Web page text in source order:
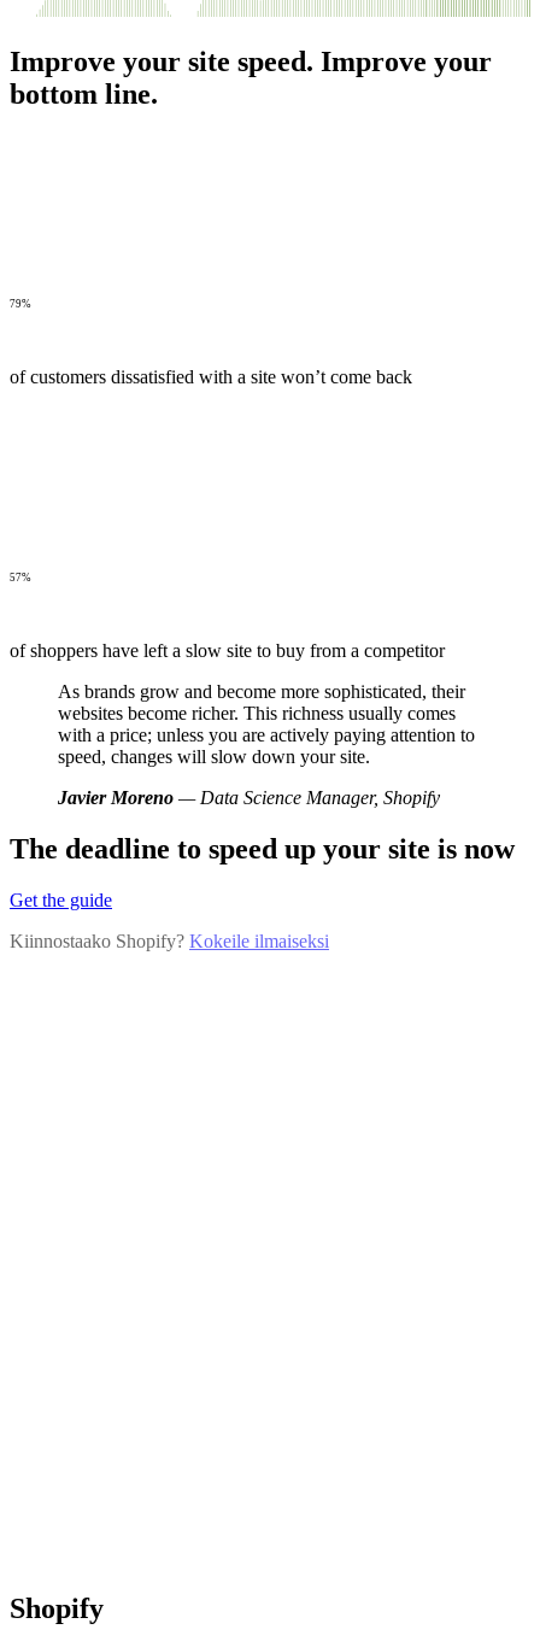
Improve your site speed. Improve your
bottom line.
79%
of customers dissatisfied with a site won’t come back
57%
of shoppers have left a slow site to buy from a competitor
As brands grow and become more sophisticated, their
websites become richer. This richness usually comes
with a price; unless you are actively paying attention to
speed, changes will slow down your site.
Javier Moreno — Data Science Manager, Shopify
The deadline to speed up your site is now
Get the guide
Kiinnostaako Shopify? Kokeile ilmaiseksi
Shopify